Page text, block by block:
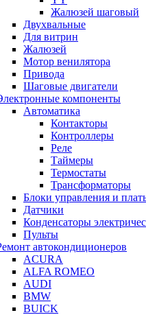
Жалюзей шаговый
Двухвальные
Для витрин
Жалюзей
Мотор венилятора
Привода
Шаговые двигатели
компоненты
Автоматика
Контакторы
Контроллеры
Реле
Таймеры
Термостаты
Трансформаторы
Блоки управления и
Датчики
Конденсаторы
Пульты
автокондиционеров
ACURA
ALFA ROMEO
AUDI
BMW
BUICK